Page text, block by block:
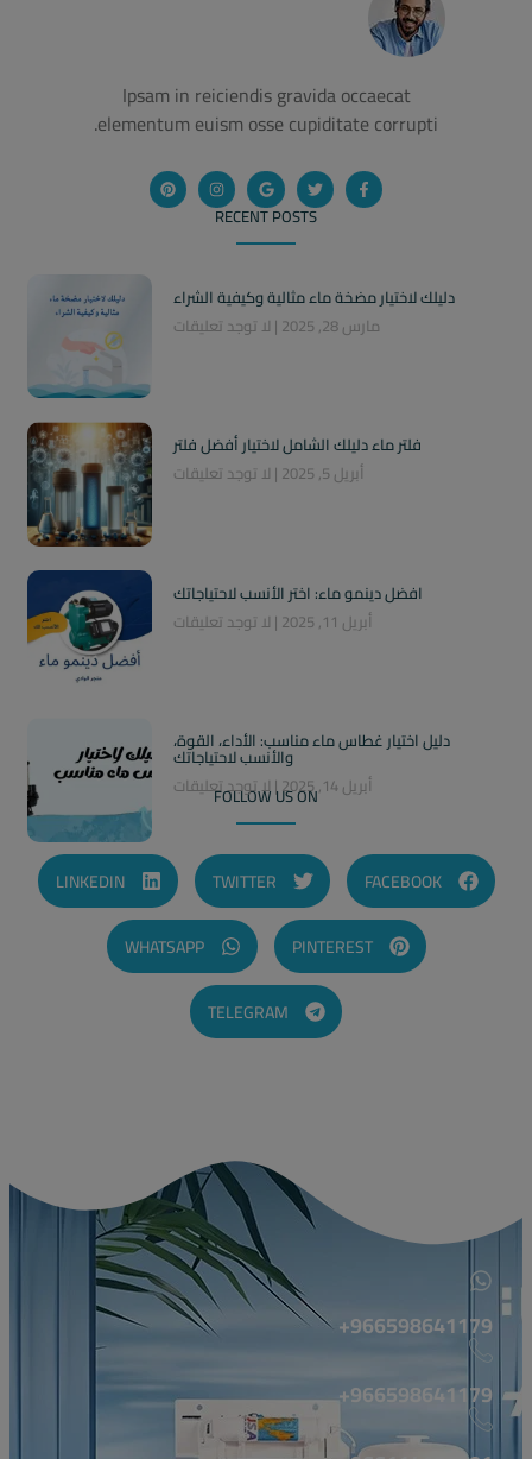
Ipsam in reiciendis gravida occaecat
elementum euism osse cupiditate corrupti.
RECENT POSTS
دليلك لاختيار مضخة ماء مثالية وكيفية الشراء
مارس 28, 2025
لا توجد تعليقات
فلتر ماء دليلك الشامل لاختيار أفضل فلتر
أبريل 5, 2025
لا توجد تعليقات
افضل دينمو ماء: اختر الأنسب لاحتياجاتك
أبريل 11, 2025
لا توجد تعليقات
دليل اختيار غطاس ماء مناسب: الأداء، القوة،
والأنسب لاحتياجاتك
أبريل 14, 2025
لا توجد تعليقات
FOLLOW US ON
FACEBOOK
TWITTER
LINKEDIN
PINTEREST
WHATSAPP
TELEGRAM
966598641179+
966598641179+